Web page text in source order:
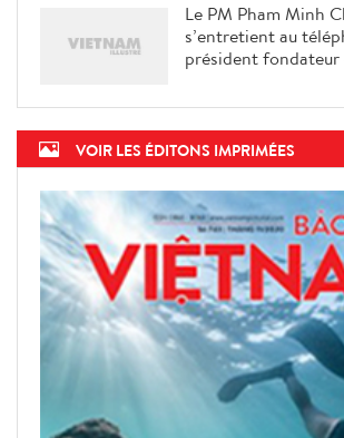
Le PM Pham Minh
s’entretient au
président fondateur
VOIR LES ÉDITONS IMPRIMÉES